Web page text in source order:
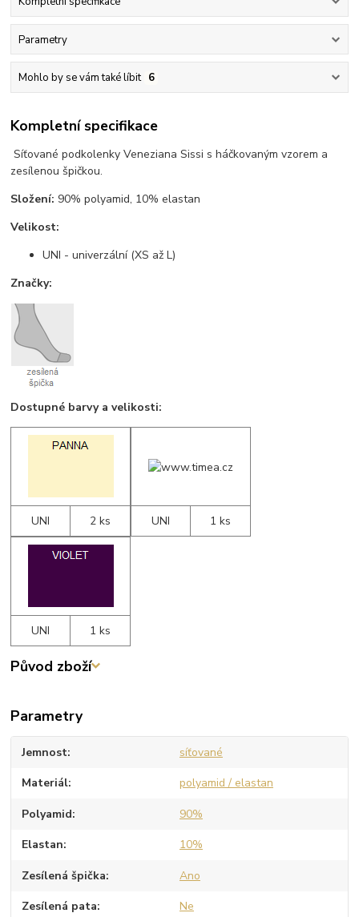
Parametry
Mohlo by se vám také líbit 6
Kompletní specifikace
Síťované podkolenky Veneziana Sissi s háčkovaným vzorem a
zesílenou špičkou.
Složení: 90% polyamid, 10% elastan
Velikost:
UNI - univerzální (XS až L)
Značky:
Dostupné barvy a velikosti:
UNI 2 ks UNI 1 ks
UNI 1 ks
Původ zboží
Parametry
Jemnost síťované
Materiál polyamid / elastan
Polyamid 90%
Elastan 10%
Zesílená špička Ano
Zesílená pata Ne